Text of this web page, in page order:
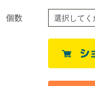
個数